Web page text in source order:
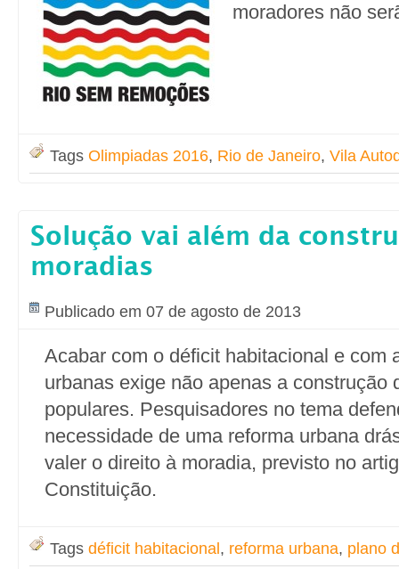
moradores não
Tags Olimpiadas 2016, Rio de Janeiro, Vila
Solução vai além da
moradias
Publicado em 07 de agosto de 2013
Acabar com o déficit habitacional e com
urbanas exige não apenas a construção
populares. Pesquisadores no tema
necessidade de uma reforma urbana
valer o direito à moradia, previsto no
Constituição.
Tags déficit habitacional , reforma urbana, plano